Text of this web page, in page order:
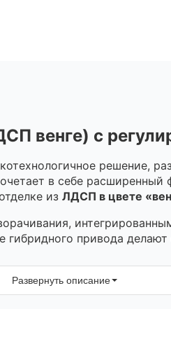
венге) с
решение,
в себе расширенный
из ЛДСП в цвете
привода
сосудистой системы.
Развернуть описание